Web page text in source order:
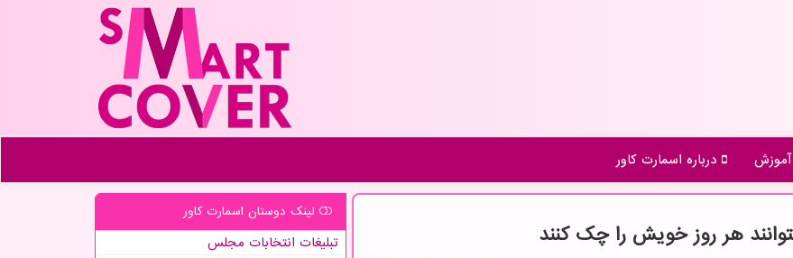
آموزش درباره اسمارت كاور
لینک دوستان اسمارت كاور
تبلیغات انتخابات مجلس